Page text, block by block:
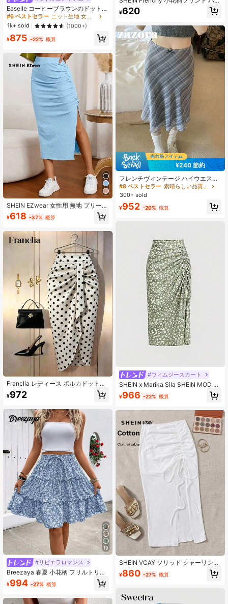
Easelle コーヒーブラウンのドットメ
ッシュ レディーススカート
#6 ベストセラー
ニット生地 女性のスカート
1k+ sold
(1000+)
¥875 -22% 概算
SHEIN EZwear 女性用 無地 プリーツ
スリット デザイン カジュアル 多用
途 デートナイトスカート
¥618 -37% 概算
Franclia レディース ポルカドット柄
プリーツ アシンメトリーヘム ボディ
コンスカート
¥972
19
#リビエラロマンス
Breezaya 春夏 小花柄 フリルトリム
スカート
¥994 -27% 概算
スプリット スカート
¥620
¥240 節約
フレンチヴィンテージ ハイウエスト
ヒップカバー 多用途 カラーブロック
チェック柄 軽量 フローイング ボデ
ィコン フィッシュテールスカート 夏
服
#8 ベストセラー
素晴らしい品質 女性のスカート
300+ sold
¥952 -20% 概算
#ウィムジースカート
SHEIN x Marika Sila SHEIN MOD デ
ィティーシーフロラル プリント ドロ
ーストリング シャーリング サマー
¥966 -22% 概算
SHEIN VCAY ソリッド シャーリング
ドローストリング スプリット ハイス
リット 夏 ビーチスカート
¥860 -27% 概算